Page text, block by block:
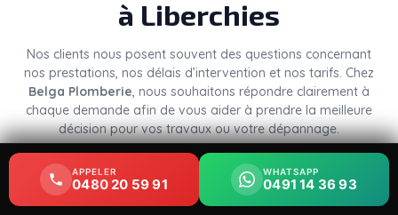
à Liberchies
Nos clients nous posent souvent des questions concernant
nos prestations, nos délais d’intervention et nos tarifs. Chez
Belga Plomberie, nous souhaitons répondre clairement à
chaque demande afin de vous aider à prendre la meilleure
décision pour vos travaux ou votre dépannage.
Combien coûte une
intervention de plomberie
APPELER
0480 20 59 91
WHATSAPP
0491 14 36 93
APPELER
0480 20 59 91
WHATSAPP
0491 14 36 93